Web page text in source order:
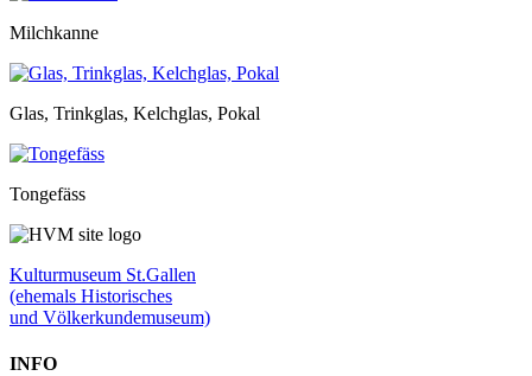
Milchkanne
Glas, Trinkglas, Kelchglas, Pokal
Tongefäss
Kulturmuseum St.Gallen
(ehemals Historisches
und Völkerkundemuseum)
INFO